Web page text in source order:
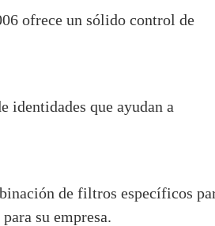
ofrece un sólido control de
que ayudan a
de filtros específicos
su empresa.